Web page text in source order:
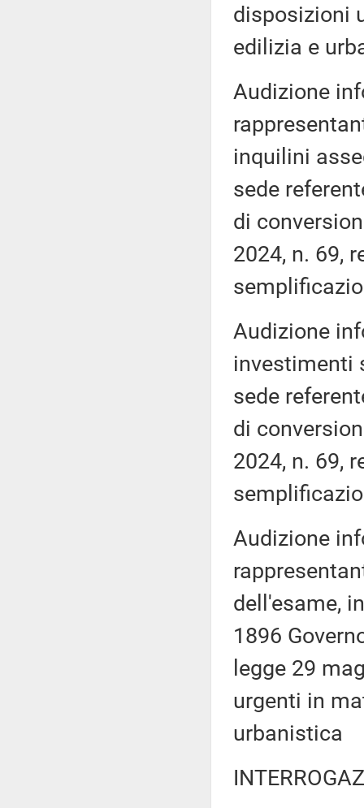
disposizioni
edilizia e
Audizione
inquilini
sede
di
2024, n. 69,
Audizione
investimenti
sede
di
2024, n. 69,
Audizione
dell'esame,
1896
legge 29
urgenti in
urbanistica